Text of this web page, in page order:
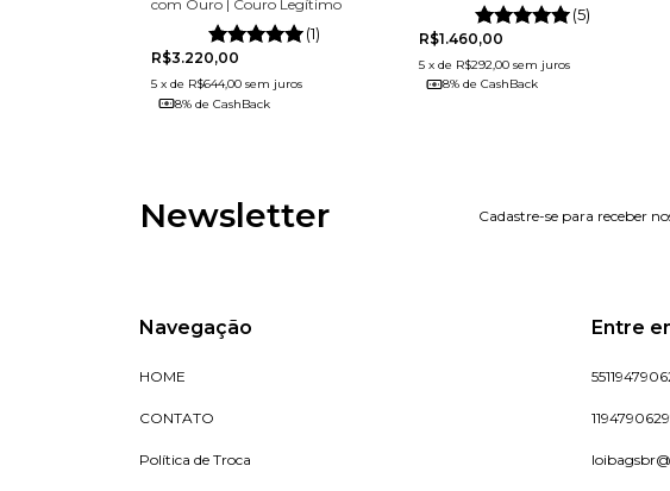
com Ouro | Couro Legítimo
(1)
R$3.220,00
5 x de R$644,00 sem juros
8% de CashBack
(5)
R$1.460,00
5 x de R$292,00 sem juros
8% de CashBack
Newsletter Cadastre-se para receber
Navegação
HOME
CONTATO
Política de Troca
Entre